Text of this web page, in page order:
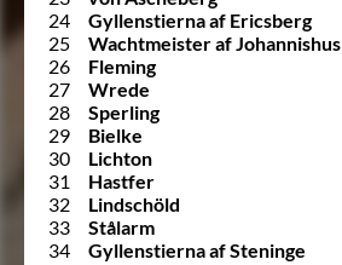
24
Gyllenstierna af Ericsberg
25
Wachtmeister af Johannishus
26
Fleming
27
Wrede
28
Sperling
29
Bielke
30
Lichton
31
Hastfer
32
Lindschöld
33
Stålarm
34
Gyllenstierna af Steninge